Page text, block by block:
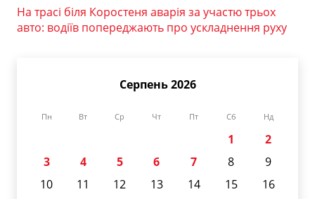
На трасі біля Коростеня аварія за участю трьох
авто: водіїв попереджають про ускладнення руху
Серпень 2026
Пн Вт Ср Чт Пт Сб Нд
1
2
3
4 5 6 7 8
9
10
11 12 13 14 15
16